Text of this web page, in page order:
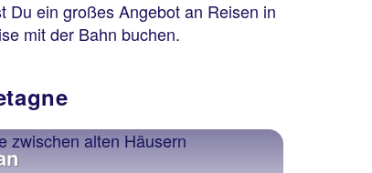
Du ein großes Angebot an Reisen in
mit der Bahn buchen.